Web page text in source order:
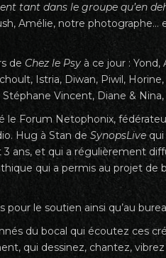
tant dans le groupe qu’en
Amélie, notre
de Chez le Psyà ce jour : Yond,
Istria, Diwan, Piwil,
Vincent, Diane &
le Forum Netophonix,
Hug à Stan de SynopsLivequi
ans, et qui a régulièrement
qui a permis au projet de
le soutien ainsi qu’au
du bocal qui écoutez ces
qui dessinez, chantez,